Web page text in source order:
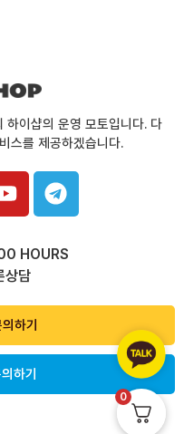
하이샵의 운영 모토입니다. 다
스를 제공하겠습니다.
Y
o
u
u
b
e
T
e
l
g
a
HOURS
상담
하기
하기
0